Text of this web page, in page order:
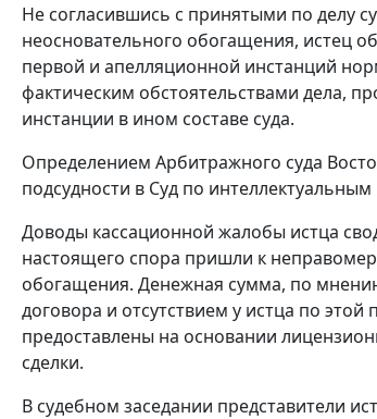
Не согласившись с принятыми по делу
неосновательного обогащения, истец
первой и апелляционной инстанций
фактическим обстоятельствами дела,
инстанции в ином составе суда.
Определением Арбитражного суда
подсудности в Суд по
Доводы кассационной жалобы истца
настоящего спора пришли к
обогащения. Денежная сумма, по
договора и отсутствием у истца по
предоставлены на основании
сделки.
В судебном заседании представители